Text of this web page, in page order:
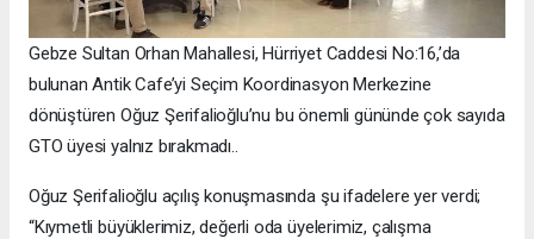
Gebze Sultan Orhan Mahallesi, Hürriyet Caddesi No:16,’da
bulunan Antik Cafe’yi Seçim Koordinasyon Merkezine
dönüştüren Oğuz Şerifalioğlu’nu bu önemli gününde çok sayıda
GTO üyesi yalnız bırakmadı..
Oğuz Şerifalioğlu açılış konuşmasında şu ifadelere yer verdi;
“Kıymetli büyüklerimiz, değerli oda üyelerimiz, çalışma